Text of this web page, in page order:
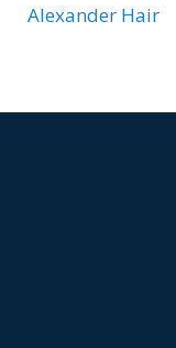
Alexander Hair